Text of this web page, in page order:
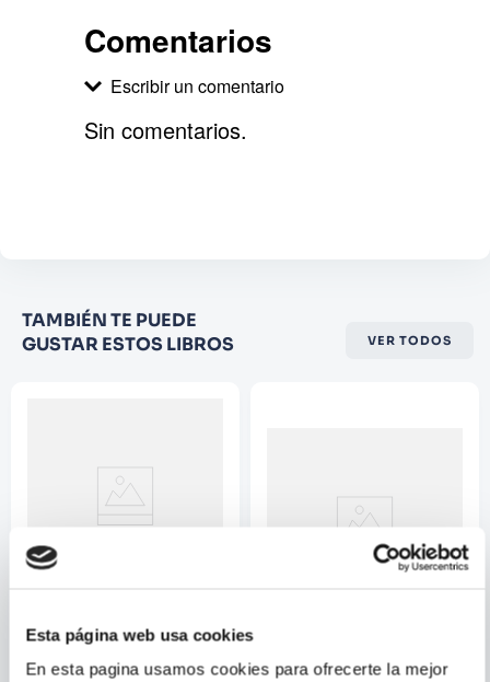
Esta página web usa cookies
En esta pagina usamos cookies para ofrecerte la mejor
Declive. Este dúo está a punto de recibir un
familiar de Los Ángeles para acabar con el
nación jardín de Tokio.
Comentarios
Escribir un comentario
Califique el producto de 1 a 5
estrellas
Correo electrónico
Sin comentarios.
TAMBIÉN TE PUEDE
GUSTAR ESTOS LIBROS
VER TODOS
BRIAN AZZARELLO
SPACEMAN DELUXE EDITION
LOS BORGIA 02 - EL PODER